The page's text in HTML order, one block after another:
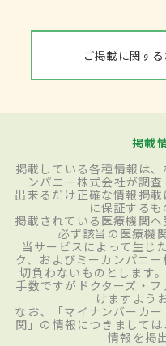
ご掲載に関す
掲載
掲載している各種情報は
ンパニー株式会社が調査
出来るだけ正確な情報掲
に保証するも
掲載されている医療機関
必ず該当の医療機
当サービスによって生じ
ク、およびミーカンパニ
切負わないものとします
手数ですがドクターズ・
けますよう
なお、「マイナンバーカ
関」の情報につきましては
情報を掲